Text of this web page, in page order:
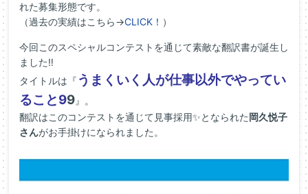
れた募集形態です。
（過去の実績はこちら→CLICK！ ）
今回このスペシャルコンテストを通じて素敵な翻訳書が誕生し
ました‼
タイトルは『 うまくいく人が仕事以外でやってい
ること99』。
翻訳はこのコンテストを通じて見事採用✨となられた岡久悦子
さんがお手掛けになられました。